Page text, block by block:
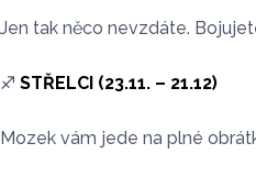
Jen tak něco nevzdáte.
♐️ STŘELCI (23.11. – 21.12)
Mozek vám jede na plné